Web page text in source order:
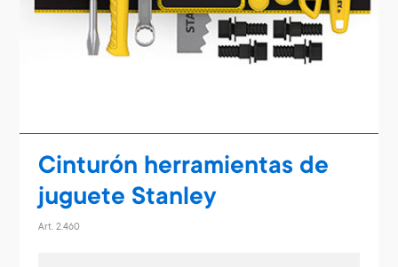
Cinturón herramientas de
juguete Stanley
Art. 2.460